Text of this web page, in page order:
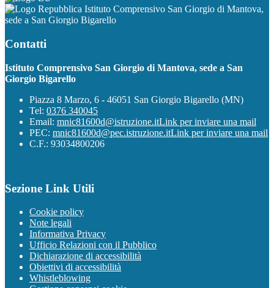
Istituto Comprensivo San Giorgio di Mantova,
sede a San Giorgio Bigarello
Contatti
Istituto Comprensivo San Giorgio di Mantova, sede a San
Giorgio Bigarello
Piazza 8 Marzo, 6 - 46051 San Giorgio Bigarello (MN)
Tel: 0376 340045
Email: mnic81600d@istruzione.itLink per inviare una mail
PEC: mnic81600d@pec.istruzione.itLink per inviare una mail
C.F.: 93034800206
Sezione Link Utili
Cookie policy
Note legali
Informativa Privacy
Ufficio Relazioni con il Pubblico
Dichiarazione di accessibilità
Obiettivi di accessibilità
Whistleblowing